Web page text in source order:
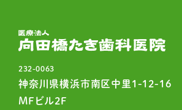
232-0063
神奈川県横浜市南区中里1-12-16
MFビル2F